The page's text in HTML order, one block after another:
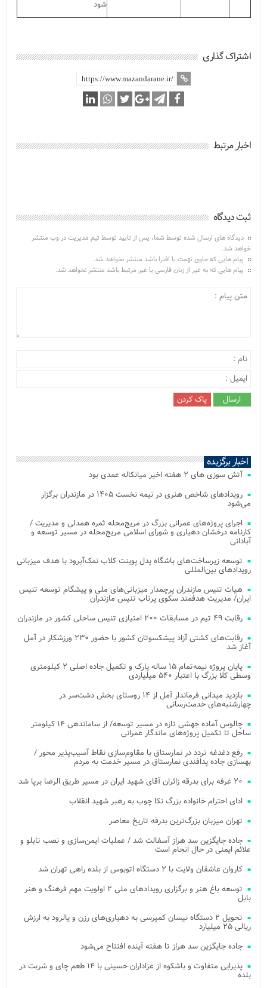
شود
اشتراک گذاری
اخبار مرتبط
ثبت دیدگاه
دیدگاه های ارسال شده توسط شما، پس از تایید توسط تیم مدیریت در وب منتشر
خواهد شد.
پیام هایی که حاوی تهمت یا افترا باشد منتشر نخواهد شد.
پیام هایی که به غیر از زبان فارسی یا غیر مرتبط باشد منتشر نخواهد شد.
اخبار برگزیده
آتش‌ سوزی‌ های ۲ هفته اخیر میانکاله عمدی بود
رویدادهای شاخص هنری در نیمه نخست ۱۴۰۵ در مازندران برگزار
می‌شود
اجرای پروژه‌های عمرانی بزرگ در مریج‌محله ثمره همدلی و مدیریت /
کارنامه درخشان دهیاری و شورای اسلامی مریج‌محله در مسیر توسعه و
آبادانی
توسعه زیرساخت‌های باشگاه پدل پوینت کلاب نمک‌آبرود با هدف میزبانی
رویدادهای بین‌المللی
هیات تنیس مازندران پرچمدار میزبانی‌های ملی و پیشگام توسعه تنیس
ایران/ مدیریت هدفمند سکوی پرتاب تنیس مازندران
رقابت ۴۹ تیم در مسابقات ۲۰۰ امتیازی تنیس ساحلی کشور در مازندران
رقابت‌های کشتی آزاد پیشکسوتان کشور با حضور ۲۳۰ ورزشکار در آمل
آغاز شد
پایان پروژه نیمه‌تمام ۱۵ ساله پارک و تکمیل جاده اصلی ۲ کیلومتری
وسطی کلا بزرگ با اعتبار ۵۴۰ میلیاردی
بازدید میدانی فرماندار آمل از ۱۴ روستای بخش دشت‌سر در
چهارشنبه‌های خدمت‌رسانی
چالوس آماده جهشی تازه در مسیر توسعه/ از ساماندهی ۱۴ کیلومتر
ساحل تا تکمیل پروژه‌های ماندگار عمرانی
رفع دغدغه تردد در نمارستاق با مقاوم‌سازی نقاط آسیب‌پذیر محور /
بهسازی جاده پدافندی نمارستاق در مسیر خدمت به مردم
۲۰ غرفه برای بدرقه زائران آقای شهید ایران در مسیر طریق الرضا برپا شد
ادای احترام خانواده بزرگ نکا چوب به رهبر شهید انقلاب
تهران میزبان بزرگ‌ترین بدرقه تاریخ معاصر
جاده جایگزین سد هراز آسفالت شد / عملیات ایمن‌سازی و نصب تابلو و
علائم ایمنی در حال انجام است
کاروان عاشقان ولایت با ۲ دستگاه اتوبوس از بلده راهی تهران شد
توسعه باغ هنر و برگزاری رویدادهای ملی ۲ اولویت مهم فرهنگ و هنر
بابل
تحویل ۲ دستگاه نیسان کمپرسی به دهیاری‌های رزن و یالرود به ارزش
ریالی ۲۵ میلیارد
جاده جایگزین سد هراز تا هفته آینده افتتاح می‌شود
پذیرایی متفاوت و باشکوه از عزاداران حسینی با ۱۴ طعم چای و شربت در
بلده